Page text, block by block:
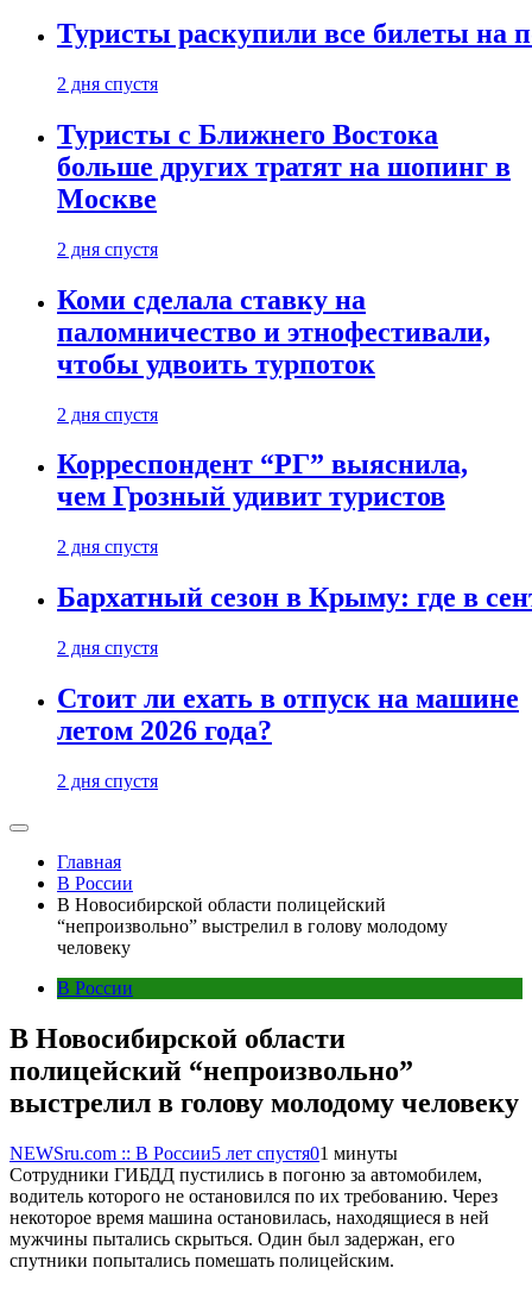
Туристы раскупили все билеты на
2 дня спустя
Туристы с Ближнего Востока
больше других тратят на шопинг в
Москве
2 дня спустя
Коми сделала ставку на
паломничество и этнофестивали,
чтобы удвоить турпоток
2 дня спустя
Корреспондент “РГ” выяснила,
чем Грозный удивит туристов
2 дня спустя
Бархатный сезон в Крыму: где в
2 дня спустя
Стоит ли ехать в отпуск на машине
летом 2026 года?
2 дня спустя
Главная
В России
В Новосибирской области полицейский
“непроизвольно” выстрелил в голову молодому
человеку
В России
В Новосибирской области
полицейский “непроизвольно”
выстрелил в голову молодому человеку
NEWSru.com :: В России5 лет спустя01 минуты
Сотрудники ГИБДД пустились в погоню за автомобилем,
водитель которого не остановился по их требованию. Через
некоторое время машина остановилась, находящиеся в ней
мужчины пытались скрыться. Один был задержан, его
спутники попытались помешать полицейским.